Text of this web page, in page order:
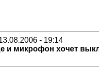
- 19:14
и микрофон хочет